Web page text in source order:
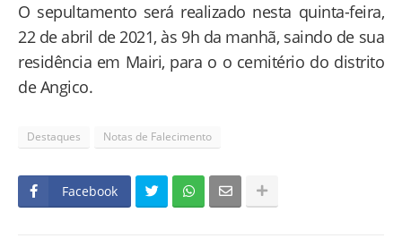
O sepultamento será realizado nesta quinta-feira,
22 de abril de 2021, às 9h da manhã, saindo de sua
residência em Mairi, para o o cemitério do distrito
de Angico.
Destaques Notas de Falecimento
Facebook